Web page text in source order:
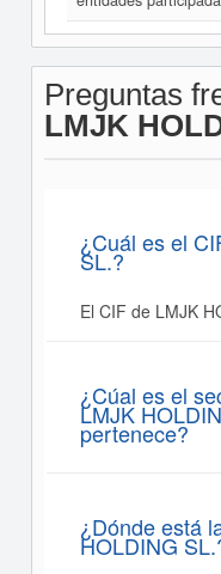
Preguntas
LMJK
¿Cuál es el
SL.?
El CIF de LMJK
¿Cúal es el
LMJK
pertenece?
¿Dónde está
HOLDING